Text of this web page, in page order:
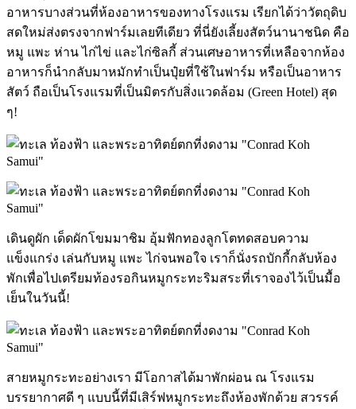
อาหารบางส่วนที่ห้องอาหารของทางโรงแรม เรียกได้ว่าวัตถุดิบ
สดใหม่ส่งตรงจากฟาร์มเลยทีเดียว ที่นี่ยังเลี้ยงสัตว์นานาชนิด คือ
หมู แพะ ห่าน ไก่ไข่ และไก่ซิลกี้ ส่วนเศษอาหารที่เหลือจากห้อง
อาหารก็นำกลับมาหมักทำเป็นปุ๋ยที่ใช้ในฟาร์ม หรือเป็นอาหาร
สัตว์ ถือเป็นโรงแรมที่เป็นมิตรกับสิ่งแวดล้อม (Green Hotel) สุด
ๆ!
เดินดูผัก เด็ดผักโขมมาชิม อุ้มฟักทองลูกโตทดสอบความ
แข็งแกร่ง เล่นกับหมู แพะ ไก่จนพอใจ เราก็นั่งรถบักกี้กลับห้อง
พักเพื่อไปเตรียมท้องรอกินหมูกระทะริมสระที่เราจองไว้เป็นมื้อ
เย็นในวันนี้!
สายหมูกระทะอย่างเรา มีโอกาสได้มาพักผ่อน ณ โรงแรม
บรรยากาศดี ๆ แบบนี้ที่มีเสิร์ฟหมูกระทะถึงห้องพักด้วย สวรรค์